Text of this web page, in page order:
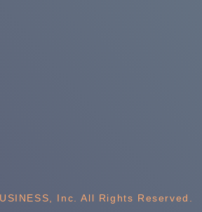
Inc. All Rights Reserved.